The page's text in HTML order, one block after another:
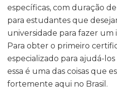
específicas, com duração
para estudantes que
universidade para fazer um
Para obter o primeiro
especializado para ajudá-
essa é uma das coisas que
fortemente aqui no Brasil.